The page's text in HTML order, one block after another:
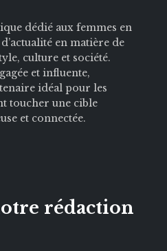
dédié aux femmes en
en matière de
culture et société.
et influente,
idéal pour les
toucher une cible
et connectée.
rédaction